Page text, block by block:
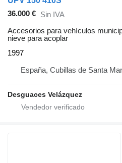
36.000 € Sin IVA
Accesorios para vehículos
nieve para acoplar
1997
España, Cubillas de Santa
Desguaces Velázquez